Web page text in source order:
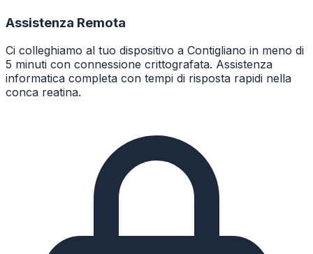
Assistenza Remota
Ci colleghiamo al tuo dispositivo a Contigliano in meno di
5 minuti con connessione crittografata. Assistenza
informatica completa con tempi di risposta rapidi nella
conca reatina.